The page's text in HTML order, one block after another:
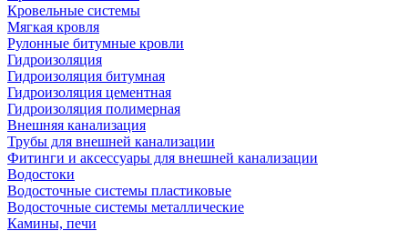
Кровельные системы
Мягкая кровля
Рулонные битумные кровли
Гидроизоляция
Гидроизоляция битумная
Гидроизоляция цементная
Гидроизоляция полимерная
Внешняя канализация
Трубы для внешней канализации
Фитинги и аксессуары для внешней канализации
Водостоки
Водосточные системы пластиковые
Водосточные системы металлические
Камины, печи